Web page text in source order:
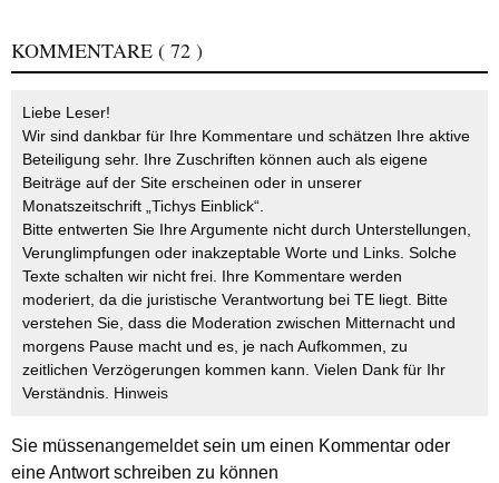
KOMMENTARE ( 72 )
Liebe Leser!
Wir sind dankbar für Ihre Kommentare und schätzen Ihre aktive
Beteiligung sehr. Ihre Zuschriften können auch als eigene
Beiträge auf der Site erscheinen oder in unserer
Monatszeitschrift „Tichys Einblick“.
Bitte entwerten Sie Ihre Argumente nicht durch Unterstellungen,
Verunglimpfungen oder inakzeptable Worte und Links. Solche
Texte schalten wir nicht frei. Ihre Kommentare werden
moderiert, da die juristische Verantwortung bei TE liegt. Bitte
verstehen Sie, dass die Moderation zwischen Mitternacht und
morgens Pause macht und es, je nach Aufkommen, zu
zeitlichen Verzögerungen kommen kann. Vielen Dank für Ihr
Verständnis. Hinweis
Sie müssenangemeldetsein um einen Kommentar oder
eine Antwort schreiben zu können